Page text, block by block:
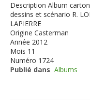
Description Album
dessins et scénario R.
LAPIERRE
Origine Casterman
Année 2012
Mois 11
Numéro 1724
Publié dans Albums